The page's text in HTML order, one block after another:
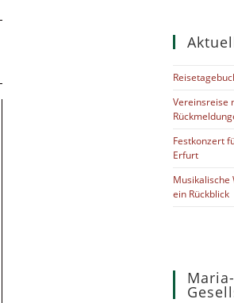
Vereinsreise
Festkonzert
Erfurt
Musikalische
ein Rückblick